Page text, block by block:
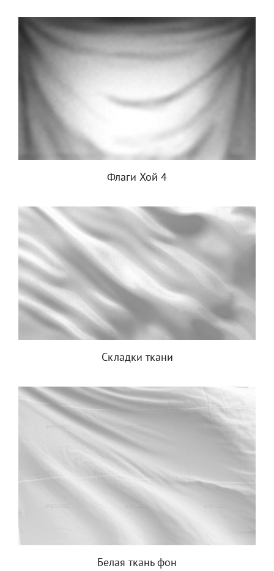
Флаги Хой 4
Складки ткани
Белая ткань фон